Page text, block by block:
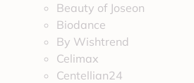
Beauty of Joseon
Biodance
By Wishtrend
Celimax
Centellian24